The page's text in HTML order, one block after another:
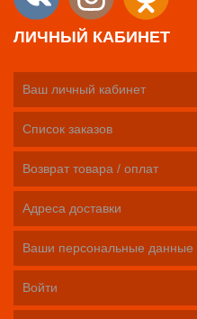
ЛИЧНЫЙ КАБИНЕТ
Ваш личный кабинет
Список заказов
Возврат товара / оплат
Адреса доставки
Ваши персональные данные
Войти